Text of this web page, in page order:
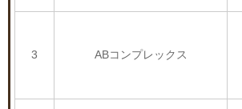
3 ABコンプレックス